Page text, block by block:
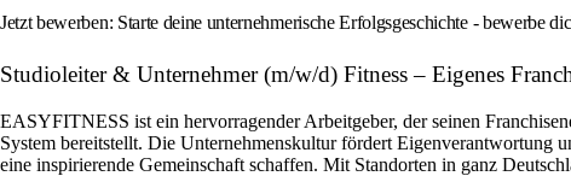
Jetzt bewerben: Starte deine unternehmerische Erfolgsgeschichte - bewerbe
Studioleiter & Unternehmer (m/w/d) Fitness – Eigenes
EASYFITNESS ist ein hervorragender Arbeitgeber, der seinen
System bereitstellt. Die Unternehmenskultur fördert Eigenverantwortung
eine inspirierende Gemeinschaft schaffen. Mit Standorten in ganz